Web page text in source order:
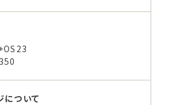
について